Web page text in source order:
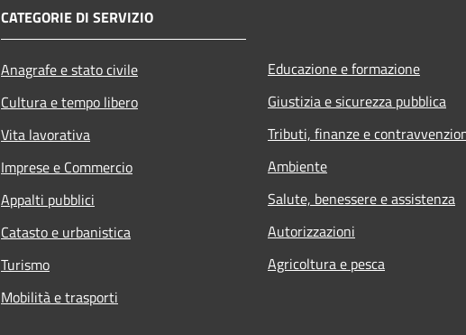
CATEGORIE DI SERVIZIO
Anagrafe e stato civile
Cultura e tempo libero
Vita lavorativa
Imprese e Commercio
Appalti pubblici
Catasto e urbanistica
Turismo
Mobilità e trasporti
Educazione e formazione
Giustizia e sicurezza pubblica
Tributi, finanze e
Ambiente
Salute, benessere e assistenza
Autorizzazioni
Agricoltura e pesca